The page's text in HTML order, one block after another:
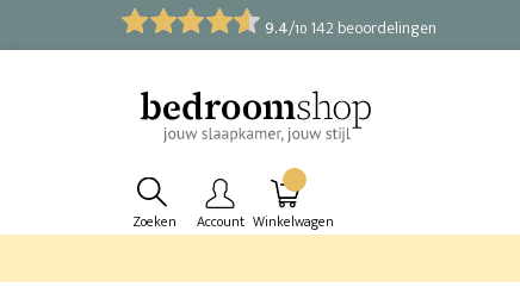
9.4/10 142 beoordelingen
Zoeken Account Winkelwagen